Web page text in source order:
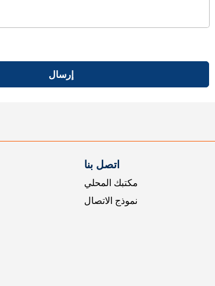
إرسال
اتصل بنا
مكتبك المحلي
نموذج الاتصال